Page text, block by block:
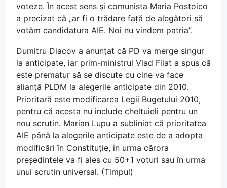
voteze. În acest sens și comunista Maria Postoico
a precizat că „ar fi o trădare față de alegători să
votăm candidatura AIE. Noi nu vindem patria”.
Dumitru Diacov a anunțat că PD va merge singur
la anticipate, iar prim-ministrul Vlad Filat a spus că
este prematur să se discute cu cine va face
alianță PLDM la alegerile anticipate din 2010.
Prioritară este modificarea Legii Bugetului 2010,
pentru că acesta nu include cheltuieli pentru un
nou scrutin. Marian Lupu a subliniat că prioritatea
AIE până la alegerile anticipate este de a adopta
modificări în Constituție, în urma cărora
președintele va fi ales cu 50+1 voturi sau în urma
unui scrutin universal. (Timpul)